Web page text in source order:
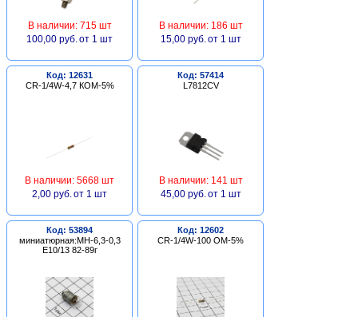
В наличии: 715 шт
100,00 руб. от 1 шт
В наличии: 186 шт
15,00 руб. от 1 шт
Код: 12631
CR-1/4W-4,7 КОМ-5%
В наличии: 5668 шт
2,00 руб. от 1 шт
Код: 57414
L7812CV
В наличии: 141 шт
45,00 руб. от 1 шт
Код: 53894
миниатюрная:МН-6,3-0,3
Е10/13 82-89г
Код: 12602
CR-1/4W-100 ОМ-5%